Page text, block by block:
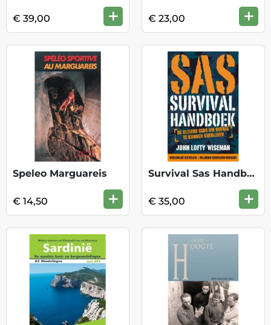
€ 39,00 + € 23,00 +
Speleo Marguareis
€ 14,50 +
Survival Sas Handboek
€ 35,00 +